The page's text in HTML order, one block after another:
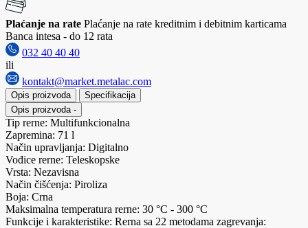
Plaćanje na rate Plaćanje na rate kreditnim i debitnim karticama
Banca intesa - do 12 rata
032 40 40 40
ili
kontakt@market.metalac.com
Opis proizvoda
Specifikacija
Opis proizvoda -
Tip rerne: Multifunkcionalna
Zapremina: 71 l
Način upravljanja: Digitalno
Vođice rerne: Teleskopske
Vrsta: Nezavisna
Način čišćenja: Piroliza
Boja: Crna
Maksimalna temperatura rerne: 30 °C - 300 °C
Funkcije i karakteristike: Rerna sa 22 metodama zagrevanja: